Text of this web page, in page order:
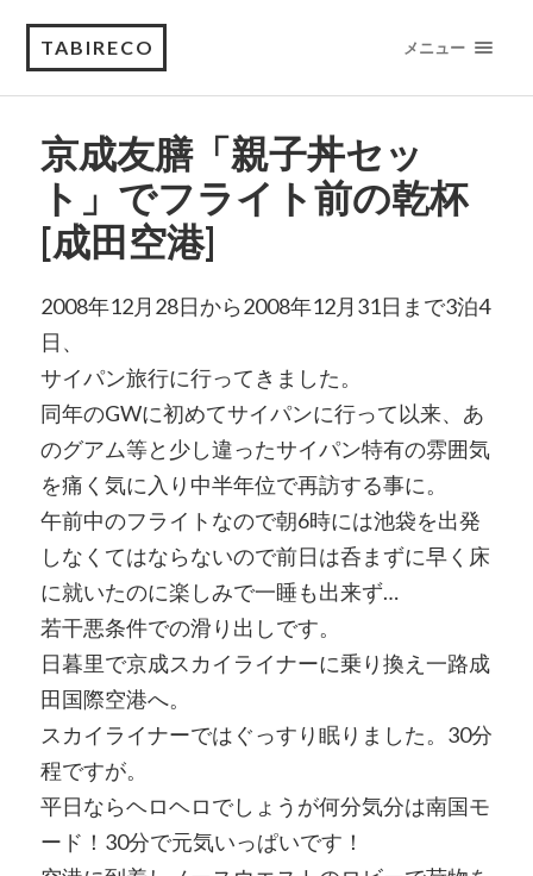
TABIRECO メニュー
京成友膳「親子丼セッ
ト」でフライト前の乾杯
[成田空港]
2008年12月28日から2008年12月31日まで3泊4
日、
サイパン旅行に行ってきました。
同年のGWに初めてサイパンに行って以来、あ
のグアム等と少し違ったサイパン特有の雰囲気
を痛く気に入り中半年位で再訪する事に。
午前中のフライトなので朝6時には池袋を出発
しなくてはならないので前日は呑まずに早く床
に就いたのに楽しみで一睡も出来ず…
若干悪条件での滑り出しです。
日暮里で京成スカイライナーに乗り換え一路成
田国際空港へ。
スカイライナーではぐっすり眠りました。30分
程ですが。
平日ならヘロヘロでしょうが何分気分は南国モ
ード！30分で元気いっぱいです！